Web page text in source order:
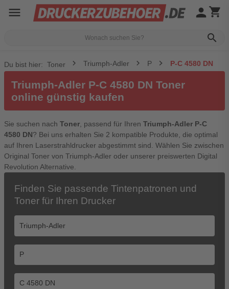
menu
search
person shopping_cart
Du bist hier: Toner Triumph-Adler P P-C 4580 DN
Triumph-Adler P-C 4580 DN Toner
online günstig kaufen
Sie suchen nach Toner , passend für Ihren Triumph-Adler P-C
4580 DN? Bei uns erhalten Sie 2 kompatible Produkte, die optimal
auf Ihren Laserstrahldrucker abgestimmt sind. Wählen Sie zwischen
Original Toner von Triumph-Adler oder unserer preiswerten Digital
Revolution Alternative.
Finden Sie passende Tintenpatronen und
Toner für Ihren Drucker